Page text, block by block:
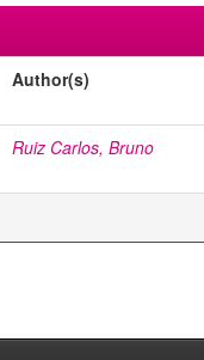
Author(s)
Ruiz Carlos, Bruno